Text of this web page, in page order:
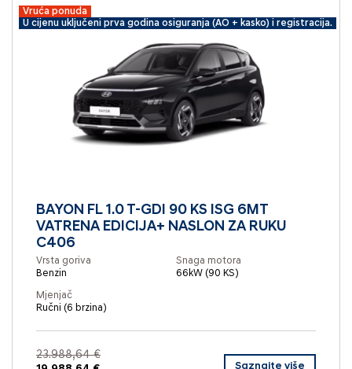
Vruća ponuda
U cijenu uključeni prva godina osiguranja (AO + kasko) i registracija.
BAYON FL 1.0 T-GDI 90 KS ISG 6MT
VATRENA EDICIJA+ NASLON ZA RUKU
C406
Vrsta goriva
Benzin
Snaga motora
66kW (90 KS)
Mjenjač
Ručni (6 brzina)
23.988,64 €
Saznajte više